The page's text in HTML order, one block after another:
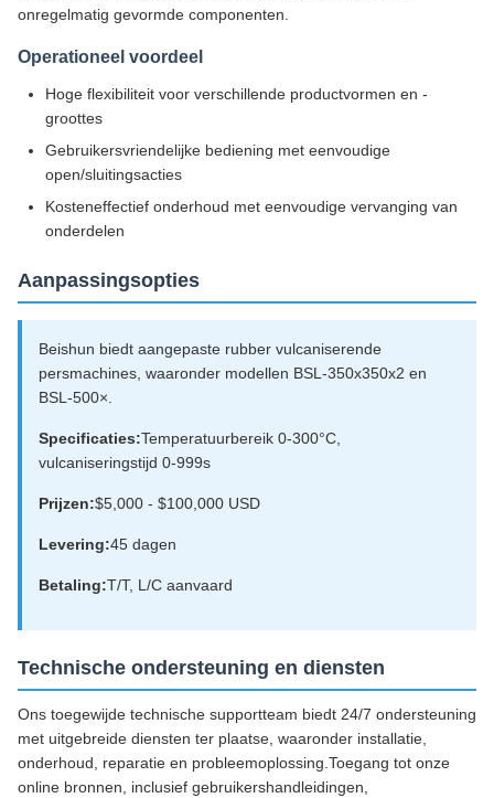
onregelmatig gevormde componenten.
Operationeel voordeel
Hoge flexibiliteit voor verschillende productvormen en -
groottes
Gebruikersvriendelijke bediening met eenvoudige
open/sluitingsacties
Kosteneffectief onderhoud met eenvoudige vervanging van
onderdelen
Aanpassingsopties
Beishun biedt aangepaste rubber vulcaniserende
persmachines, waaronder modellen BSL-350x350x2 en
BSL-500×.
Specificaties:Temperatuurbereik 0-300°C,
vulcaniseringstijd 0-999s
Prijzen:$5,000 - $100,000 USD
Levering:45 dagen
Betaling:T/T, L/C aanvaard
Technische ondersteuning en diensten
Ons toegewijde technische supportteam biedt 24/7 ondersteuning
met uitgebreide diensten ter plaatse, waaronder installatie,
onderhoud, reparatie en probleemoplossing.Toegang tot onze
online bronnen, inclusief gebruikershandleidingen,